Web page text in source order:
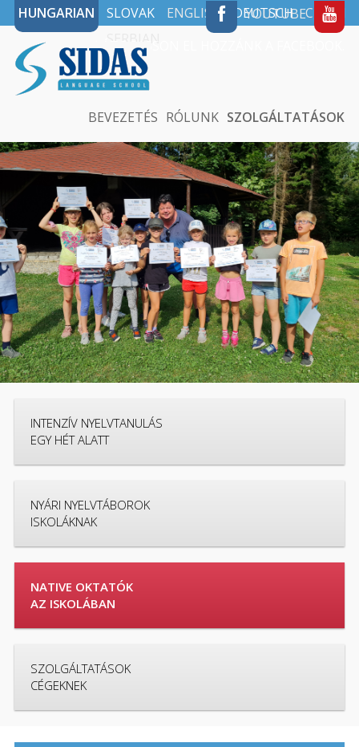
HUNGARIAN SLOVAK ENGLISH DEUTSCH
CZECH
YOUTUBE
LÁTOGASSON EL HOZZÁNK A FACEBOOK.
SZOLGÁLTATÁSOK
RÓLUNK
BEVEZETÉS
INTENZÍV NYELVTANULÁS
EGY HÉT ALATT
NYÁRI NYELVTÁBOROK
ISKOLÁKNAK
NATIVE OKTATÓK
AZ ISKOLÁBAN
SZOLGÁLTATÁSOK
CÉGEKNEK